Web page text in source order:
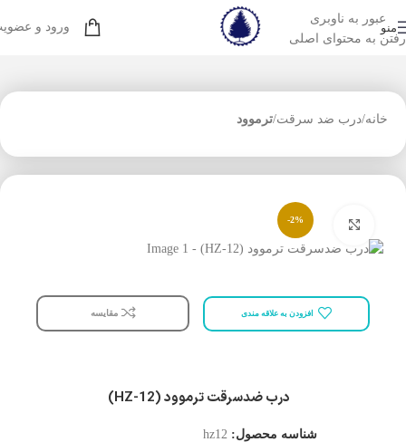
عبور به ناوبری
رفتن به محتوای اصلی
منو ورود و
خانه درب ضد سرقت ترموود
-2%
بزرگنمایی تصویر
افزودن به علاقه مندی مقایسه
درب ضدسرقت ترموود (HZ-12)
شناسه محصول: hz12